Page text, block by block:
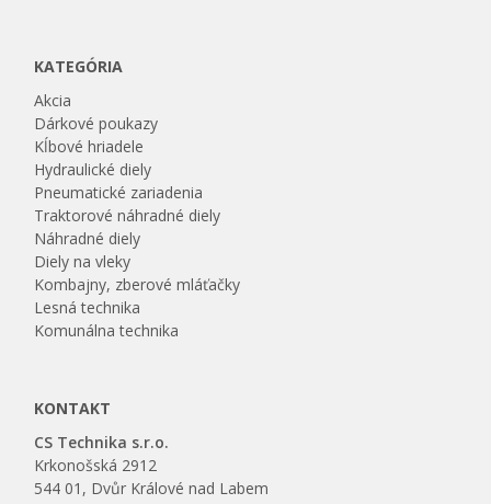
KATEGÓRIA
Akcia
Dárkové poukazy
Kĺbové hriadele
Hydraulické diely
Pneumatické zariadenia
Traktorové náhradné diely
Náhradné diely
Diely na vleky
Kombajny, zberové mláťačky
Lesná technika
Komunálna technika
KONTAKT
CS Technika s.r.o.
Krkonošská 2912
544 01, Dvůr Králové nad Labem